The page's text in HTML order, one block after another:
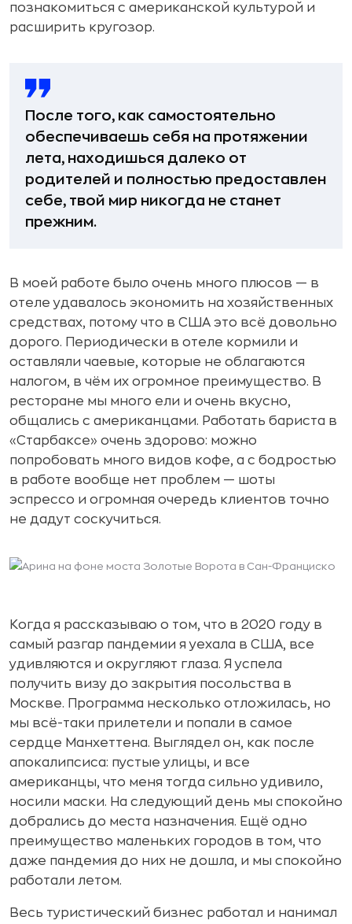
познакомиться с американской культурой и
расширить кругозор.
После того, как самостоятельно
обеспечиваешь себя на протяжении
лета, находишься далеко от
родителей и полностью предоставлен
себе, твой мир никогда не станет
прежним.
В моей работе было очень много плюсов — в
отеле удавалось экономить на хозяйственных
средствах, потому что в США это всё довольно
дорого. Периодически в отеле кормили и
оставляли чаевые, которые не облагаются
налогом, в чём их огромное преимущество. В
ресторане мы много ели и очень вкусно,
общались с американцами. Работать бариста в
«Старбаксе» очень здорово: можно
попробовать много видов кофе, а с бодростью
в работе вообще нет проблем — шоты
эспрессо и огромная очередь клиентов точно
не дадут соскучиться.
Арина на фоне моста Золотые Ворота в Сан-Франциско
Когда я рассказываю о том, что в 2020 году в
самый разгар пандемии я уехала в США, все
удивляются и округляют глаза. Я успела
получить визу до закрытия посольства в
Москве. Программа несколько отложилась, но
мы всё-таки прилетели и попали в самое
сердце Манхеттена. Выглядел он, как после
апокалипсиса: пустые улицы, и все
американцы, что меня тогда сильно удивило,
носили маски. На следующий день мы спокойно
добрались до места назначения. Ещё одно
преимущество маленьких городов в том, что
даже пандемия до них не дошла, и мы спокойно
работали летом.
Весь туристический бизнес работал и нанимал